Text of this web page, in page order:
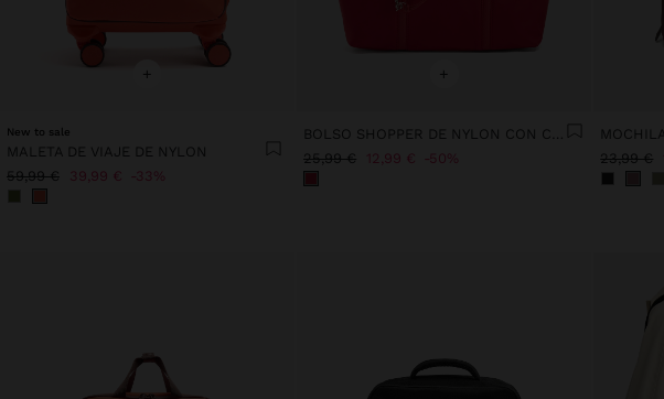
+
New to sale
MALETA DE VIAJE DE NYLON
59,99 € 39,99 € 33%
+
BOLSO SHOPPER DE NYLON CON COLGANTE
25,99 € 12,99 € 50% 23,99 €